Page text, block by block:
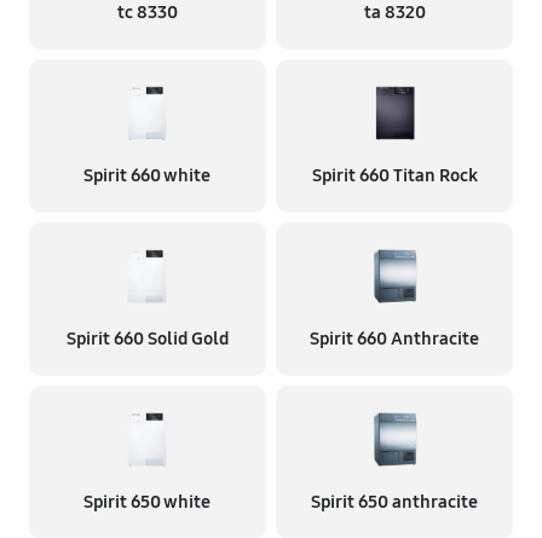
tc 8330 ta 8320
Spirit 660 white Spirit 660 Titan Rock
Spirit 660 Solid Gold Spirit 660 Anthracite
Spirit 650 white Spirit 650 anthracite